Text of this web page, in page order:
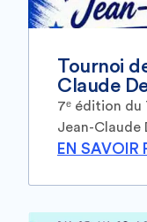
Tournoi
Claude
7ᵉ édition du
Jean-Claude
EN SAVOIR